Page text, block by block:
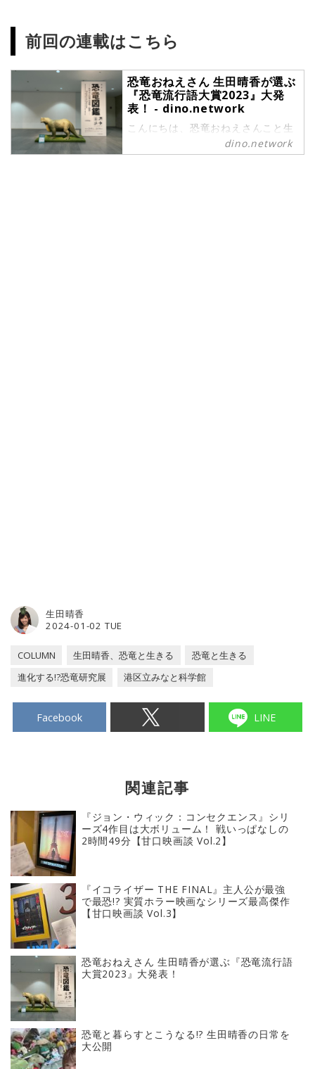
前回の連載はこちら
恐竜おねえさん 生田晴香が選ぶ
『恐竜流行語大賞2023』大発
表！ - dino.network
こんにちは、恐竜おねえさんこと生
田晴香です。いよいよ年末というこ
とで、今年も「恐竜流行語大賞」を
dino.network
2024-01-02 TUE
生田晴香
COLUMN 生田晴香、恐竜と生きる
恐竜と生きる
進化する!?恐竜研究展
港区立みなと科学館
Facebook LINE
関連記事
『ジョン・ウィック：コンセクエンス』シリ
ーズ4作目は大ボリューム！ 戦いっぱなしの
2時間49分【甘口映画談 Vol.2】
『イコライザー THE FINAL』主人公が最強
で最恐!? 実質ホラー映画なシリーズ最高傑作
【甘口映画談 Vol.3】
恐竜おねえさん 生田晴香が選ぶ『恐竜流行語
大賞2023』大発表！
恐竜と暮らすとこうなる!? 生田晴香の日常を
大公開